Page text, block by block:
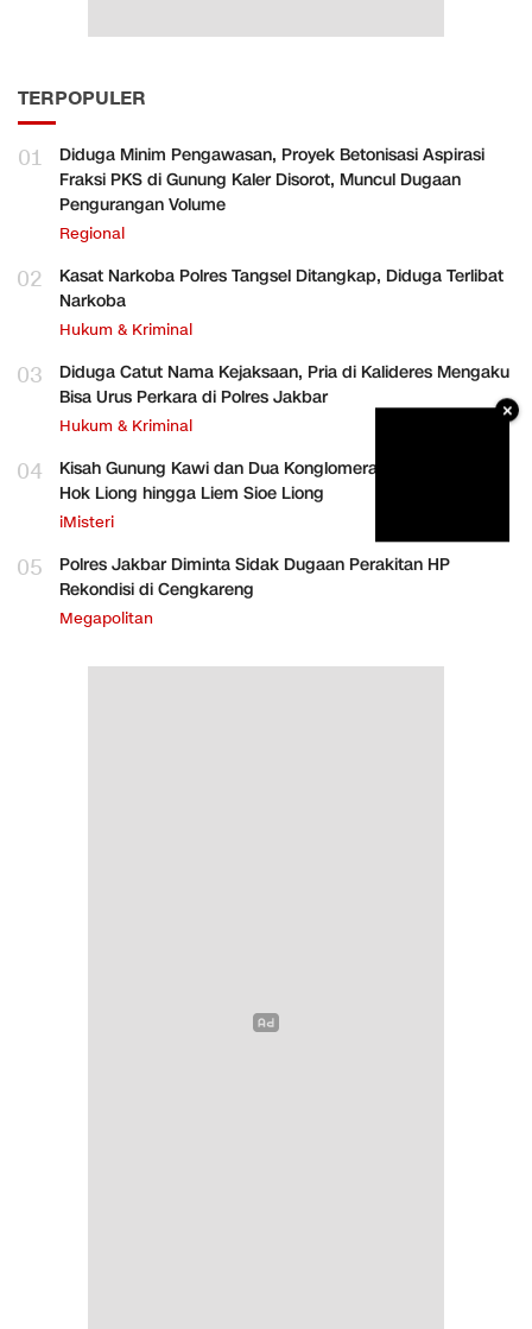
TERPOPULER
01
Diduga Minim Pengawasan, Proyek Betonisasi Aspirasi
Fraksi PKS di Gunung Kaler Disorot, Muncul Dugaan
Pengurangan Volume
Regional
02
Kasat Narkoba Polres Tangsel Ditangkap, Diduga Terlibat
Narkoba
Hukum & Kriminal
03
Diduga Catut Nama Kejaksaan, Pria di Kalideres Mengaku
Bisa Urus Perkara di Polres Jakbar
Hukum & Kriminal
04
Kisah Gunung Kawi dan Dua Konglomerat Indonesia Ong
Hok Liong hingga Liem Sioe Liong
iMisteri
05
Polres Jakbar Diminta Sidak Dugaan Perakitan HP
Rekondisi di Cengkareng
Megapolitan
×